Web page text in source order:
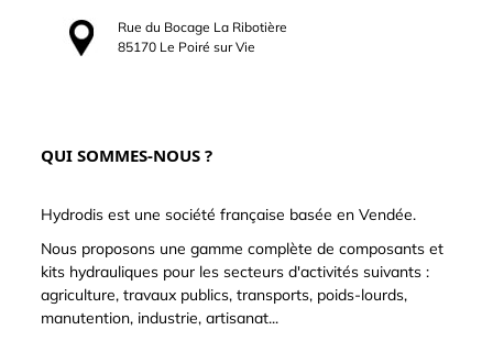
Rue du Bocage La Ribotière
85170 Le Poiré sur Vie
QUI SOMMES-NOUS ?
Hydrodis est une société française basée en Vendée.
Nous proposons une gamme complète de composants et
kits hydrauliques pour les secteurs d'activités suivants :
agriculture, travaux publics, transports, poids-lourds,
manutention, industrie, artisanat...